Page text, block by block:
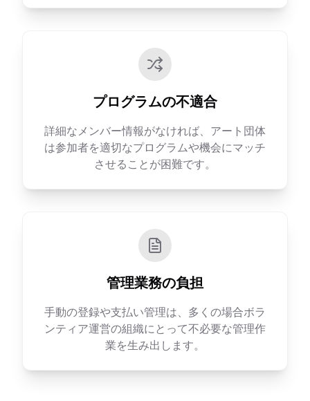
プログラムの不適合
詳細なメンバー情報がなければ、アート団体
は参加者を適切なプログラムや機会にマッチ
させることが困難です。
管理業務の負担
手動の登録や支払い管理は、多くの場合ボラ
ンティア運営の組織にとって不必要な管理作
業を生み出します。